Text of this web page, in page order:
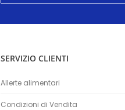
SERVIZIO CLIENTI
Allerte alimentari
Condizioni di Vendita